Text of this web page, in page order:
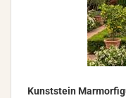
Kunst­stein